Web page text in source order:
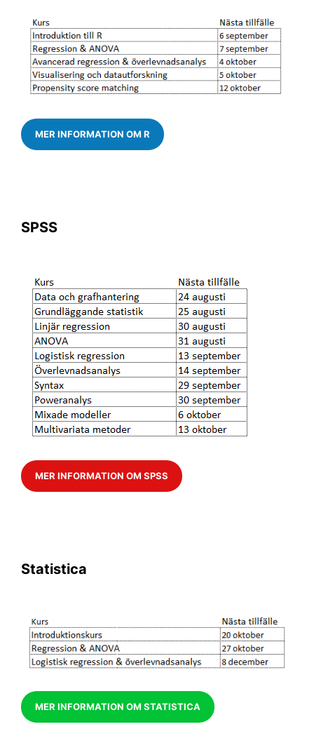
MER INFORMATION OM R
SPSS
MER INFORMATION OM SPSS
Statistica
MER INFORMATION OM STATISTICA